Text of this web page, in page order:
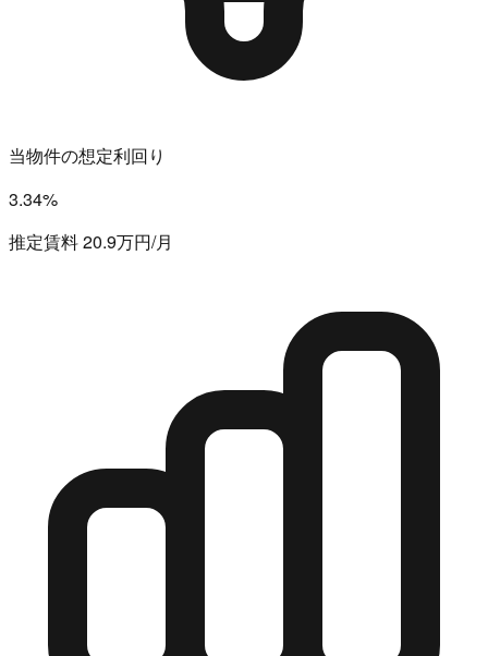
当物件の想定利回り
3.34%
推定賃料 20.9万円/月